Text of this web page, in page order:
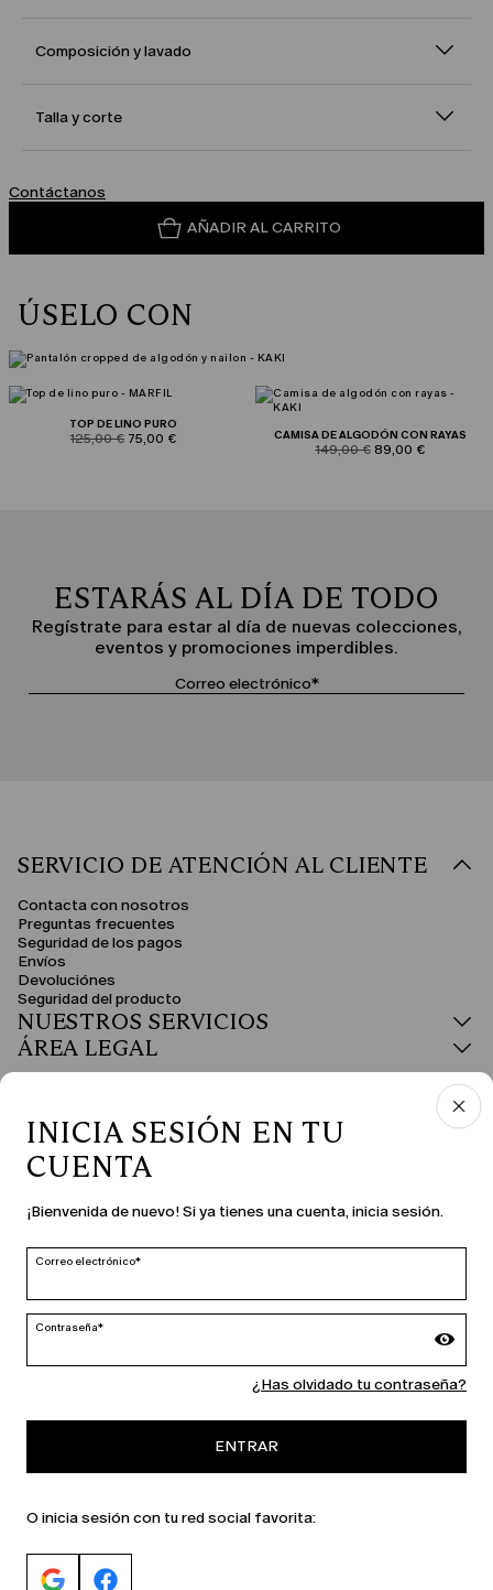
Composición y lavado
Talla y corte
Contáctanos
AÑADIR AL CARRITO
ÚSELO CON
TOP DE LINO PURO
product.price.original
125,00 € product.price.sale
75,00 € CAMISA DE ALGODÓN CON RAYAS
product.price.original
149,00 € product.price.sale
89,00 €
ESTARÁS AL DÍA DE TODO
Regístrate para estar al día de nuevas colecciones,
eventos y promociones imperdibles.
SERVICIO DE ATENCIÓN AL CLIENTE
Contacta con nosotros
Preguntas frecuentes
Seguridad de los pagos
Envíos
Devoluciónes
Seguridad del producto
NUESTROS SERVICIOS
ÁREA LEGAL
PAÍS E IDIOMA
España | es
MARINA RINALDI
INICIA SESIÓN EN TU
CUENTA
¡Bienvenida de nuevo! Si ya tienes una cuenta, inicia sesión.
Correo electrónico*
Contraseña*
¿Has olvidado tu contraseña?
ENTRAR
O inicia sesión con tu red social favorita: